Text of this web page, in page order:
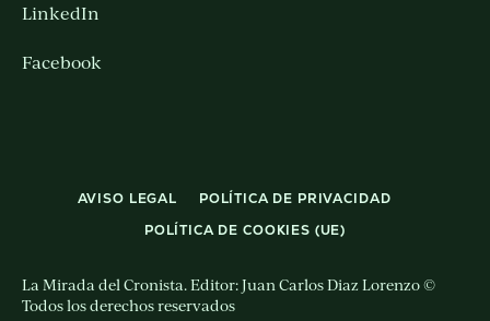
LinkedIn
Facebook
AVISO LEGAL
POLÍTICA DE PRIVACIDAD
POLÍTICA DE COOKIES (UE)
La Mirada del Cronista. Editor: Juan Carlos Diaz Lorenzo ©
Todos los derechos reservados